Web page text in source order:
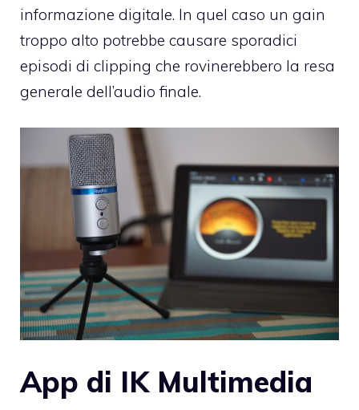
informazione digitale. In quel caso un gain
troppo alto potrebbe causare sporadici
episodi di clipping che rovinerebbero la resa
generale dell’audio finale.
App di IK Multimedia